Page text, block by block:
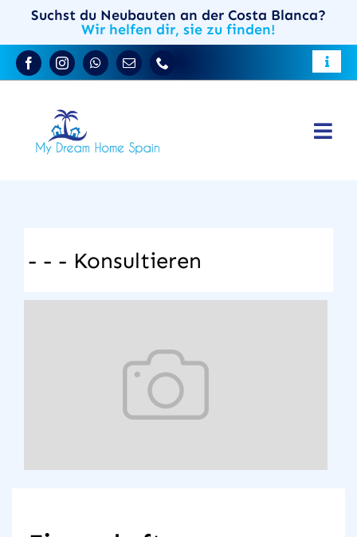
content
Suchst du Neubauten an der Costa Blanca?
Wir helfen dir, sie zu finden!
Toggle
Wohnen Sie in Spanien
- - - Konsultieren